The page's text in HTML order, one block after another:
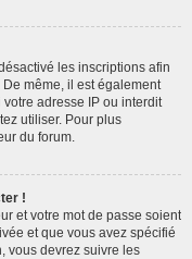
les inscriptions afin
même, il est également
adresse IP ou interdit
utiliser. Pour plus
du forum.
!
et votre mot de passe soient
et que vous avez spécifié
vous devrez suivre les